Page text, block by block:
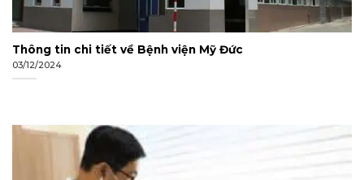
Thông tin chi tiết về Bệnh viện Mỹ Đức
03/12/2024